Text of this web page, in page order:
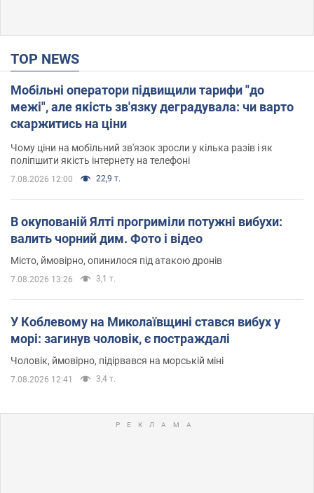
TOP NEWS
Мобільні оператори підвищили тарифи "до
межі", але якість зв'язку деградувала: чи варто
скаржитись на ціни
Чому ціни на мобільний зв'язок зросли у кілька разів і як
поліпшити якість інтернету на телефоні
7.08.2026 12:00 22,9 т.
В окупованій Ялті прогриміли потужні вибухи:
валить чорний дим. Фото і відео
Місто, ймовірно, опинилося під атакою дронів
7.08.2026 13:26 3,1 т.
У Коблевому на Миколаївщині стався вибух у
морі: загинув чоловік, є постраждалі
Чоловік, ймовірно, підірвався на морській міні
7.08.2026 12:41 3,4 т.